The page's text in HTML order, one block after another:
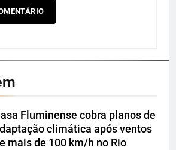
Fluminense cobra planos de
climática após ventos
mais de 100 km/h no Rio